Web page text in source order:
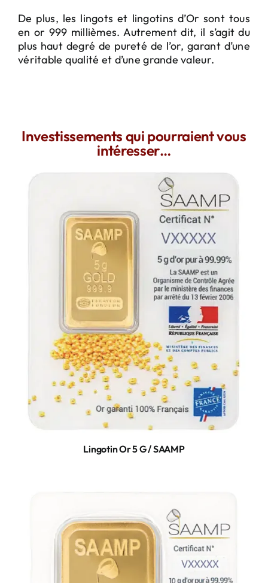
De plus, les lingots et lingotins d’Or sont tous
en or 999 millièmes. Autrement dit, il s’agit du
plus haut degré de pureté de l’or, garant d’une
véritable qualité et d’une grande valeur.
Investissements qui pourraient vous
intéresser…
Lingotin Or 5 G / SAAMP